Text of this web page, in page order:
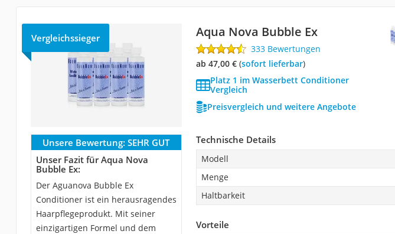
Vergleichssieger Aqua Nova Bubble Ex
333 Bewertungen
ab 47,00 €( Sofort lieferbar)
Platz 1 im Wasserbett Conditioner
Vergleich
Preisvergleich und weitere Angebote
Unsere Bewertung: SEHR GUT
Unser Fazit für Aqua Nova
Bubble Ex:
Der Aguanova Bubble Ex
Conditioner ist ein herausragendes
Haarpflegeprodukt. Mit seiner
einzigartigen Formel und dem
Technische Details
Modell
Menge
Haltbarkeit
Vorteile